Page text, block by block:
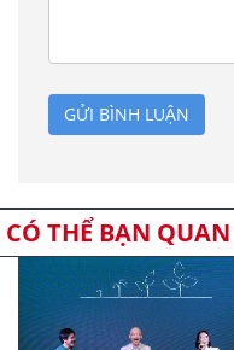
GỬI BÌNH LUẬN
CÓ THỂ BẠN